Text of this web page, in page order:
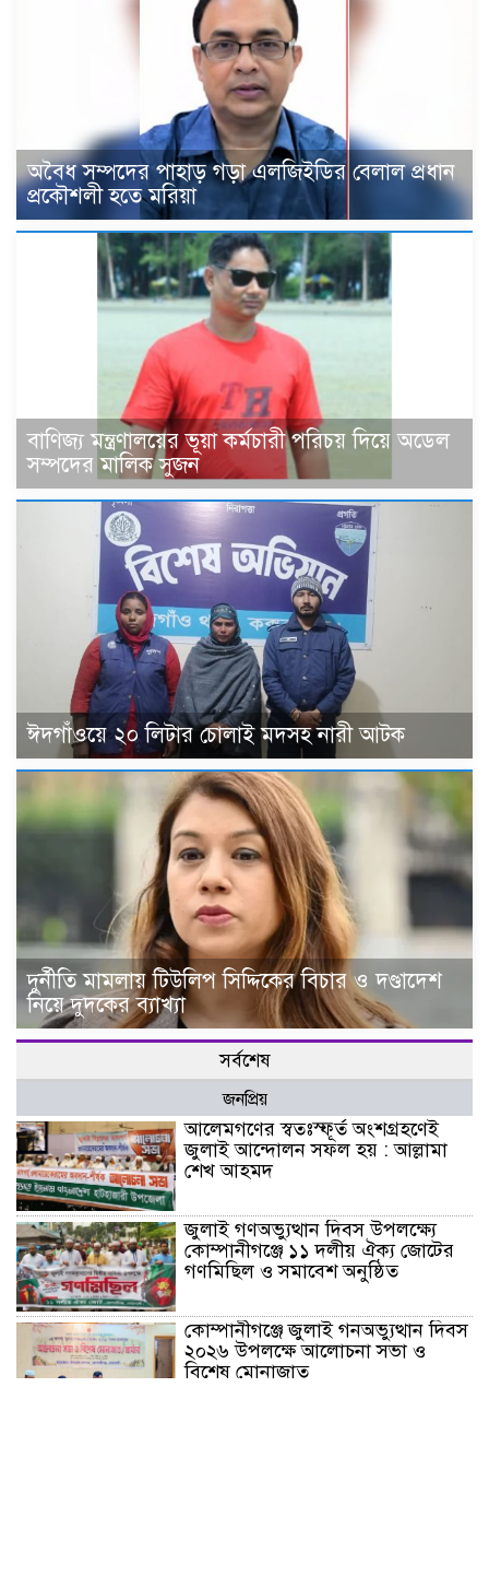
‎অবৈধ সম্পদের পাহাড় গড়া এলজিইডির বেলাল প্রধান
প্রকৌশলী হতে মরিয়া
বাণিজ্য মন্ত্রণালয়ের ভূয়া কর্মচারী পরিচয় দিয়ে অডেল
সম্পদের মালিক সুজন
ঈদগাঁওয়ে ২০ লিটার চোলাই মদসহ নারী আটক
দুর্নীতি মামলায় টিউলিপ সিদ্দিকের বিচার ও দণ্ডাদেশ
নিয়ে দুদকের ব্যাখ্যা
সর্বশেষ
জনপ্রিয়
আলেমগণের স্বতঃস্ফূর্ত অংশগ্রহণেই
জুলাই আন্দোলন সফল হয় : আল্লামা
শেখ আহমদ
জুলাই গণঅভ্যুত্থান দিবস উপলক্ষ্যে
কোম্পানীগঞ্জে ১১ দলীয় ঐক্য জোটের
গণমিছিল ও সমাবেশ অনুষ্ঠিত
কোম্পানীগঞ্জে জুলাই গনঅভ্যুত্থান দিবস
২০২৬ উপলক্ষে আলোচনা সভা ও
বিশেষ মোনাজাত